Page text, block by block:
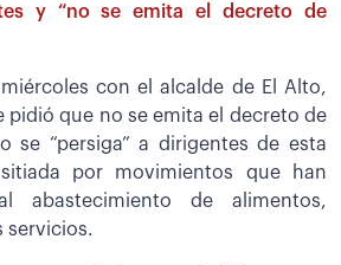
y “no se emita el decreto de
con el alcalde de El Alto,
pidió que no se emita el decreto de
se “persiga” a dirigentes de esta
por movimientos que han
abastecimiento de alimentos,
servicios.